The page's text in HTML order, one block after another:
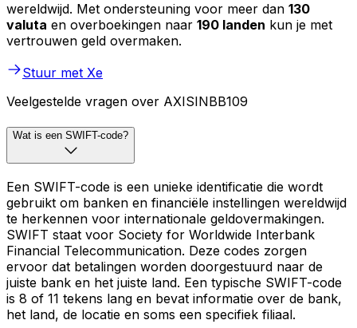
wereldwijd. Met ondersteuning voor meer dan 130
valuta en overboekingen naar 190 landen kun je met
vertrouwen geld overmaken.
Stuur met Xe
Veelgestelde vragen over AXISINBB109
Wat is een SWIFT-code?
Een SWIFT-code is een unieke identificatie die wordt
gebruikt om banken en financiële instellingen wereldwijd
te herkennen voor internationale geldovermakingen.
SWIFT staat voor Society for Worldwide Interbank
Financial Telecommunication. Deze codes zorgen
ervoor dat betalingen worden doorgestuurd naar de
juiste bank en het juiste land. Een typische SWIFT-code
is 8 of 11 tekens lang en bevat informatie over de bank,
het land, de locatie en soms een specifiek filiaal.